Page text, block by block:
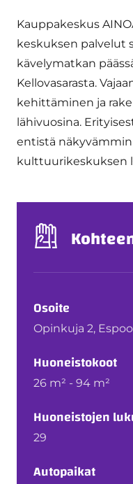
Kauppakeskus
keskuksen palvelut
kävelymatkan
Kellovasarasta.
kehittäminen ja
lähivuosina.
entistä näkyvämmin
kulttuurikeskuksen
Osoite
Opinkuja 2, Espoo
Huoneistokoot
26 m² - 94 m²
Huoneistojen
29
Autopaikat